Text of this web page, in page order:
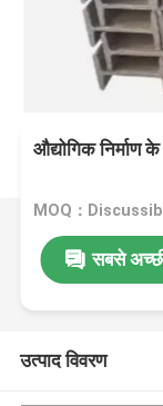
औद्योगिक निर्माण
MOQ：
सबसे
उत्पाद विवरण